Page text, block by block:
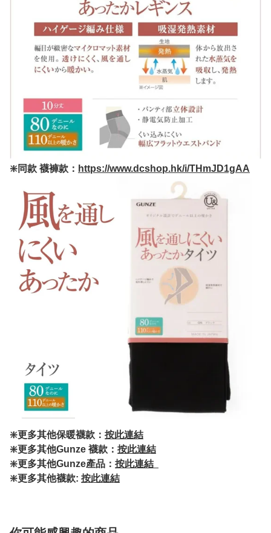
❇️同款 襪褲款： https://www.dcshop.hk/i/THmJD1gAA
❇️更多其他保暖襪款： 按此連結
❇️更多其他Gunze 襪款： 按此連結
❇️更多其他Gunze產品： 按此連結
❇️更多其他襪款: 按此連結